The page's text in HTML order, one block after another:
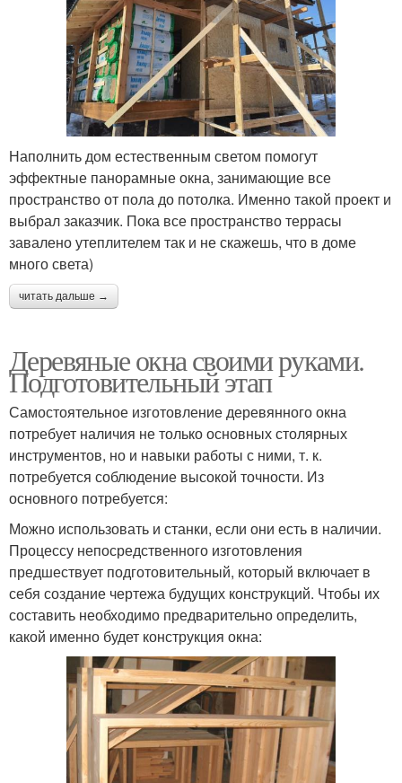
Наполнить дом естественным светом помогут
эффектные панорамные окна, занимающие все
пространство от пола до потолка. Именно такой проект и
выбрал заказчик. Пока все пространство террасы
завалено утеплителем так и не скажешь, что в доме
много света)
читать дальше →
Деревяные окна своими руками.
Подготовительный этап
Самостоятельное изготовление деревянного окна
потребует наличия не только основных столярных
инструментов, но и навыки работы с ними, т. к.
потребуется соблюдение высокой точности. Из
основного потребуется:
Можно использовать и станки, если они есть в наличии.
Процессу непосредственного изготовления
предшествует подготовительный, который включает в
себя создание чертежа будущих конструкций. Чтобы их
составить необходимо предварительно определить,
какой именно будет конструкция окна: